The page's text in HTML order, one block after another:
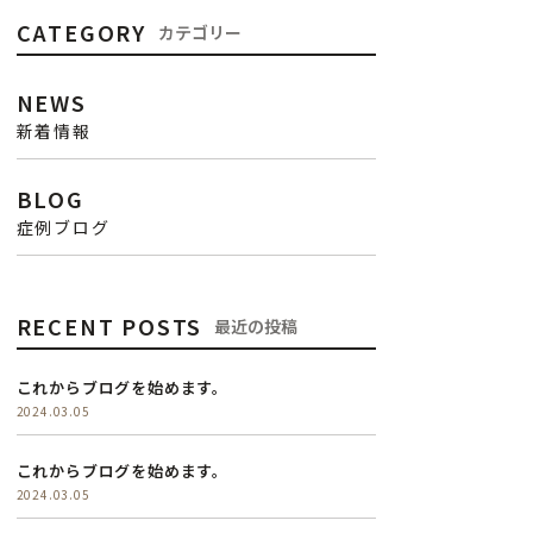
CATEGORY カテゴリー
NEWS
新着情報
BLOG
症例ブログ
RECENT POSTS 最近の投稿
これからブログを始めます。
2024.03.05
これからブログを始めます。
2024.03.05